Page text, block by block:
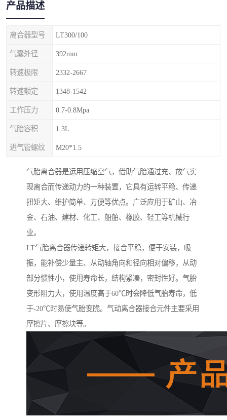
产品描述
离合器型号 LT300/100
气囊外径 392mm
转速极限 2332-2667
转速额定 1348-1542
工作压力 0.7-0.8Mpa
气胎容积 1.3L
进气管螺纹 M20*1.5
气胎离合器是运用压缩空气，借助气胎通过充、放气实
现离合而传递动力的一种装置，它具有运转平稳、传递
扭矩大、维护简单、方便等优点。广泛应用于矿山、冶
金、石油、建材、化工、船舶、橡胶、轻工等机械行
业。
LT气胎离合器传递转矩大，接合平稳，便于安装，吸
振，能补偿少量主、从动轴角向和径向相对偏移，从动
部分惯性小，使用寿命长，结构紧凑，密封性好。气胎
变形阻力大，使用温度高于60℃时会降低气胎寿命，低
于-20℃时易使气胎变脆。气动离合器接合元件主要采用
摩擦片、摩擦块等。